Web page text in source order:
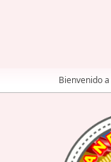
Bienvenido a